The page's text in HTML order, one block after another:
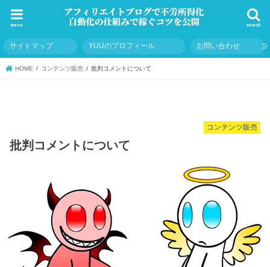
search
menu
サイトマップ YUUのプロフィール お問い合わせ
HOME コンテンツ販売 批判コメントについて
コンテンツ販売
批判コメントについて